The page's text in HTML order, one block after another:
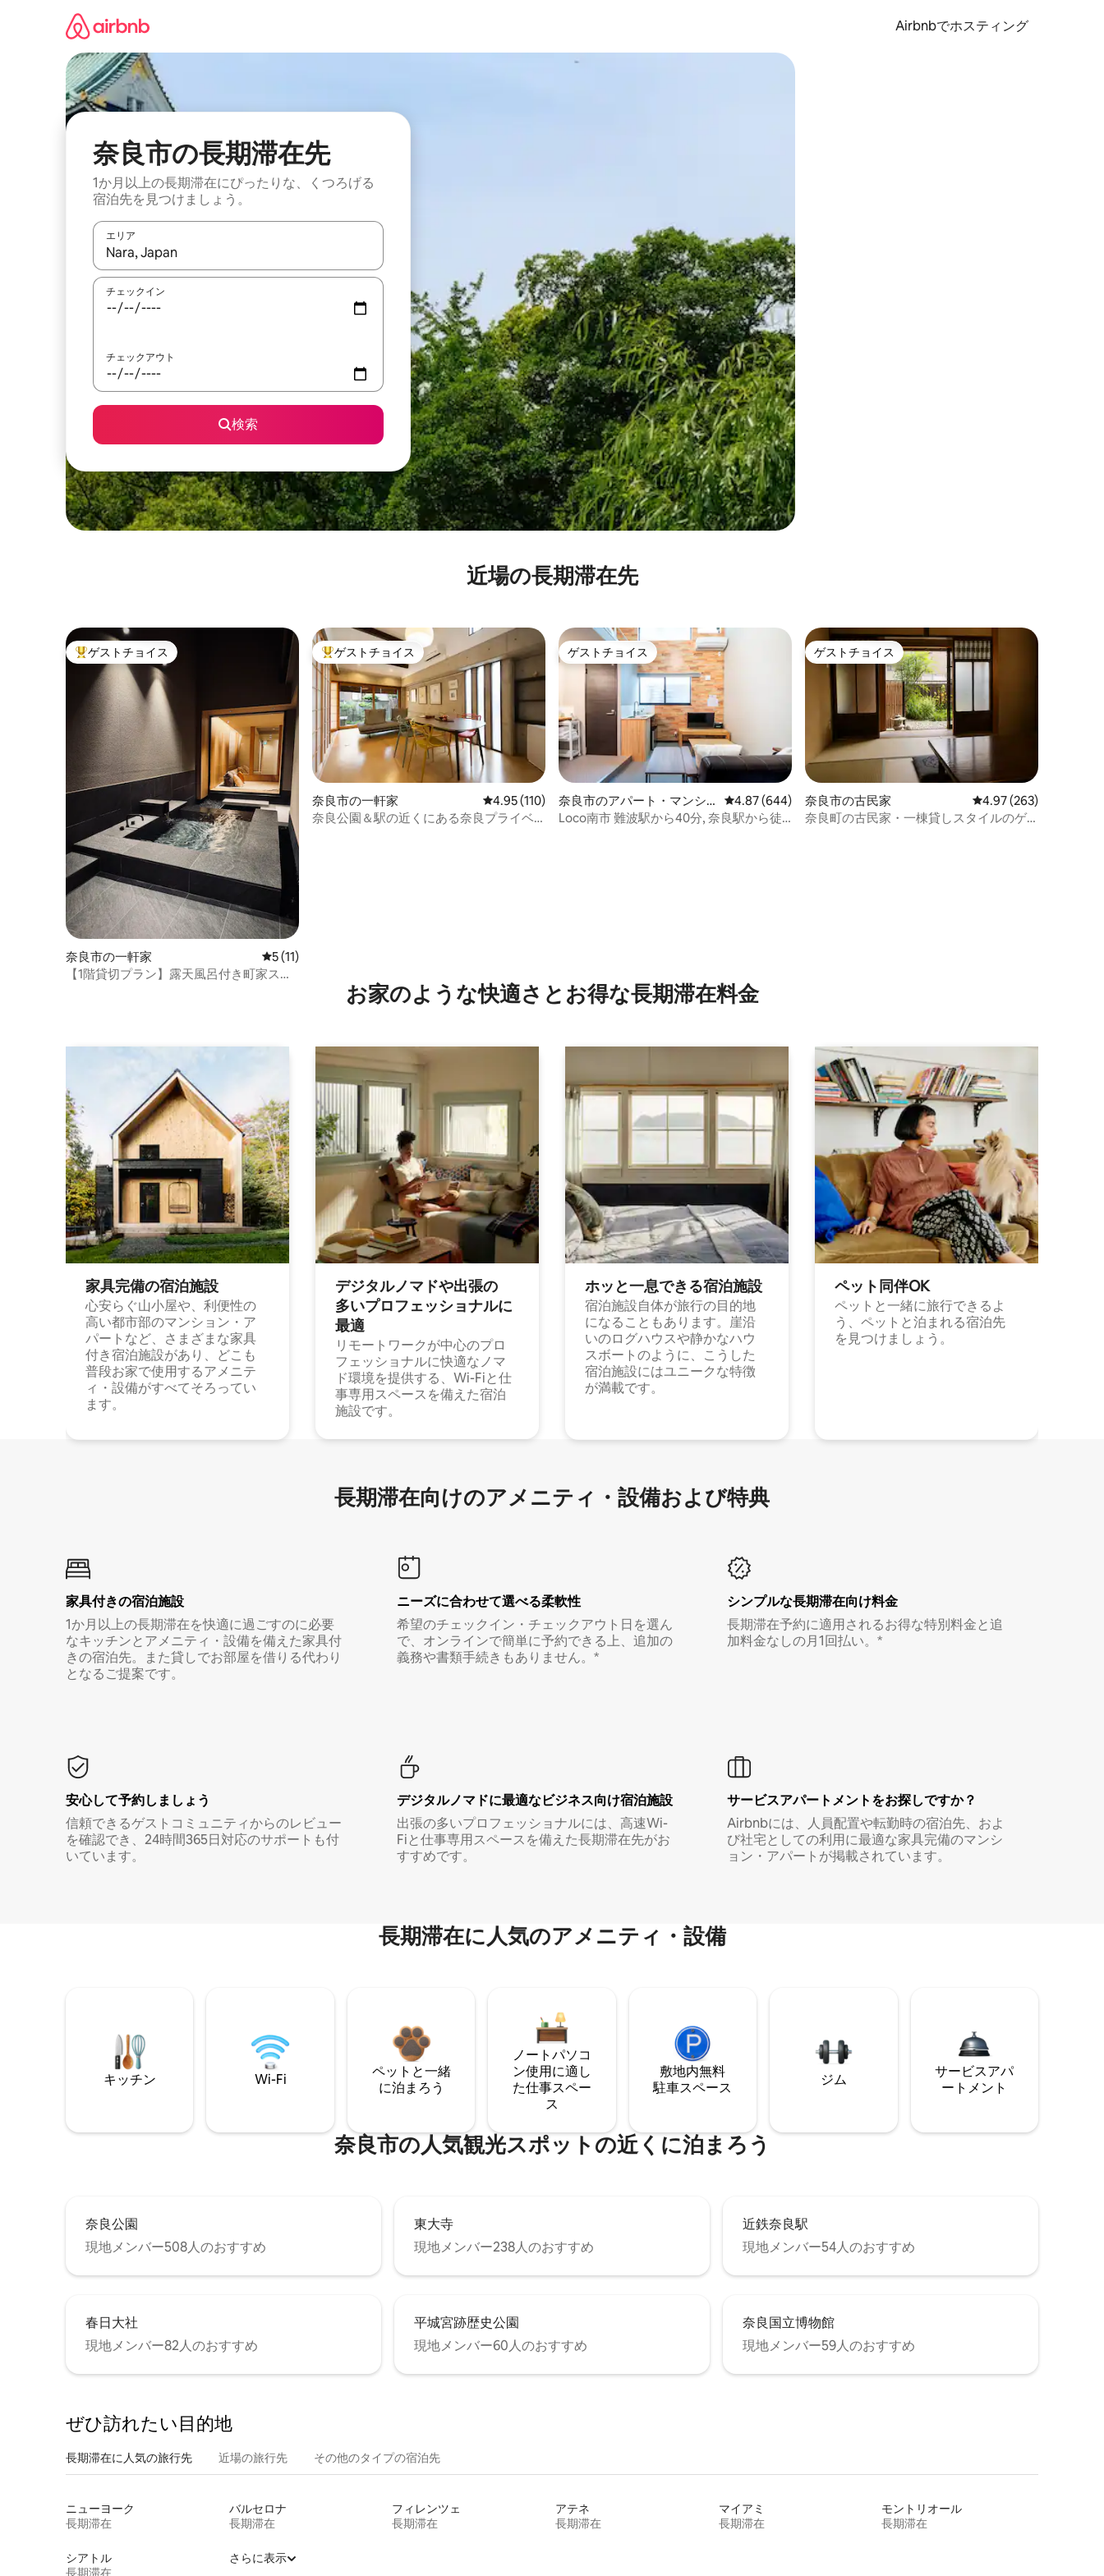
Airbnbでホスティング
奈良市の長期滞在先
1か月以上の長期滞在にぴったりな、くつろげる
宿泊先を見つけましょう。
エリア
検索結果が表示されたら、上下の矢印キーを使って移動するか、画面をタッチまたはスワイプして検索結果を確認することができます。
チェックイン
チェックアウト
検索
近場の長期滞在先
大好評のゲストチョイスです。
ゲストチョイス
奈良市の一軒家 レビュー11件、5つ星中5つ星の平均評価
5 (11)
【1階貸切プラン】露天風呂付き町家スイ
大好評のゲストチョイスです。
ゲストチョイス
奈良市の一軒家 レビュー110件、5つ星中4.95つ星の平均評価
4.95 (110)
奈良公園＆駅の近くにある奈良プライベ
ゲストチョイス
ゲストチョイス
奈良市のアパート・マンシ
ョン
レビュー644件、5つ星中4.87つ星の平均評価
4.87 (644)
Loco南市 難波駅から40分, 奈良駅から徒
ゲストチョイス
ゲストチョイス
奈良市の古民家 レビュー263件、5つ
4.97 (263)
奈良町の古民家・一棟貸しスタイルのゲ
お家のような快⁠適⁠さ⁠とお⁠得⁠な長⁠期⁠滞⁠在料⁠金
家具完備の宿⁠泊⁠施⁠設
心安らぐ山小屋や、利便性の
高い都市部のマンション・ア
パートなど、さまざまな家具
付き宿泊施設があり、どこも
普段お家で使用するアメニテ
ィ・設備がすべてそろってい
ます。
デジタルノマドや出⁠張⁠の
多⁠いプ⁠ロ⁠フ⁠ェ⁠ッ⁠シ⁠ョ⁠ナ⁠ル⁠に
最⁠適
リモートワークが中心のプロ
フェッショナルに快適なノマ
ド環境を提供する、Wi-Fiと仕
事専用スペースを備えた宿泊
施設です。
ホッと一⁠息⁠で⁠き⁠る宿⁠泊施⁠設
宿泊施設自体が旅行の目的地
になることもあります。崖沿
いのログハウスや静かなハウ
スボートのように、こうした
宿泊施設にはユニークな特徴
が満載です。
ペット同⁠伴OK
ペットと一緒に旅行できるよ
う、ペットと泊まれる宿泊先
を見つけましょう。
長期滞在向け⁠のア⁠メ⁠ニ⁠テ⁠ィ⁠・設⁠備⁠および特⁠典
家具付き⁠の宿⁠泊⁠施⁠設
1か月以上の長期滞在を快適に過ごすのに必要
なキッチンとアメニティ・設備を備えた家具付
きの宿泊先。また貸しでお部屋を借りる代わり
となるご提案です。
ニーズに合わせて選べる柔軟性
希望のチェックイン・チェックアウト日を選ん
で、オンラインで簡単に予約できる上、追加の
義務や書類手続きもありません。*
シンプルな長期滞在向け料金
長期滞在予約に適用されるお得な特別料金と追
加料金なしの月1回払い。*
安心して予約しましょう
信頼できるゲストコミュニティからのレビュー
を確認でき、24時間365日対応のサポートも付
いています。
デジタルノマド⁠に最⁠適⁠なビ⁠ジ⁠ネ⁠ス⁠向⁠け宿⁠泊⁠施⁠設
出張の多いプロフェッショナルには、高速Wi-
Fiと仕事専用スペースを備えた長期滞在先がお
すすめです。
サービスアパートメントをお探しですか？
Airbnbには、人員配置や転勤時の宿泊先、およ
び社宅としての利用に最適な家具完備のマンシ
ョン・アパートが掲載されています。
長期滞在に人気のアメニティ・設備
キッチン Wi-Fi
ペットと一緒
に泊まろう
ノートパソコ
ン使用に適し
た仕事スペー
ス
敷地内無料
駐⁠車ス⁠ペ⁠ー⁠ス
ジム
サービスアパ
ートメント
奈良市の人気観光スポットの近くに泊まろう
奈良公園
現地メンバー508人のおすすめ
東大寺
現地メンバー238人のおすすめ
近鉄奈良駅
現地メンバー54人のおすすめ
春日大社
現地メンバー82人のおすすめ
平城宮跡歴史公園
現地メンバー60人のおすすめ
奈良国立博物館
現地メンバー59人のおすすめ
ぜひ訪⁠れ⁠た⁠い目⁠的⁠地
長期滞在に人気の旅行先 近場の旅行先 その他のタ⁠イ⁠プ⁠の宿⁠泊⁠先
ニューヨーク
長期滞在
バルセロナ
長期滞在
フィレンツェ
長期滞在
アテネ
長期滞在
マイアミ
長期滞在
モントリオール
長期滞在
シアトル
長期滞在
さらに表示